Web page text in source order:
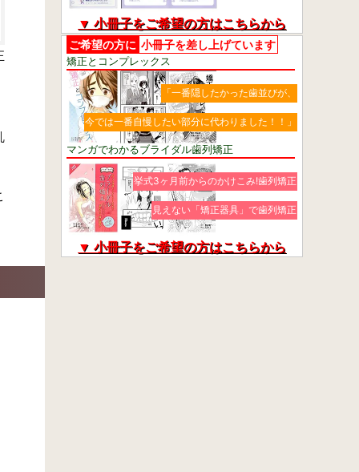
▼ 小冊子をご希望の方はこちらから
ご希望の方に 小冊子を差し上げています
矯正とコンプレックス
「一番隠したかった歯並びが、
今では一番自慢したい部分に代わりました！！」
マンガでわかるブライダル歯列矯正
挙式3ヶ月前からのかけこみ!歯列矯正
見えない「矯正器具」で歯列矯正
▼ 小冊子をご希望の方はこちらから